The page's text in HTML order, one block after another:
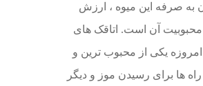
به صرفه این میوه ، ارزش
محبوبیت آن است. اتاقک های
یکی از محبوب ترین و
راه ها برای رسیدن موز و دیگر